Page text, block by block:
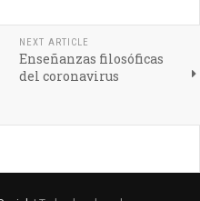
NEXT ARTICLE
Enseñanzas filosóficas
del coronavirus